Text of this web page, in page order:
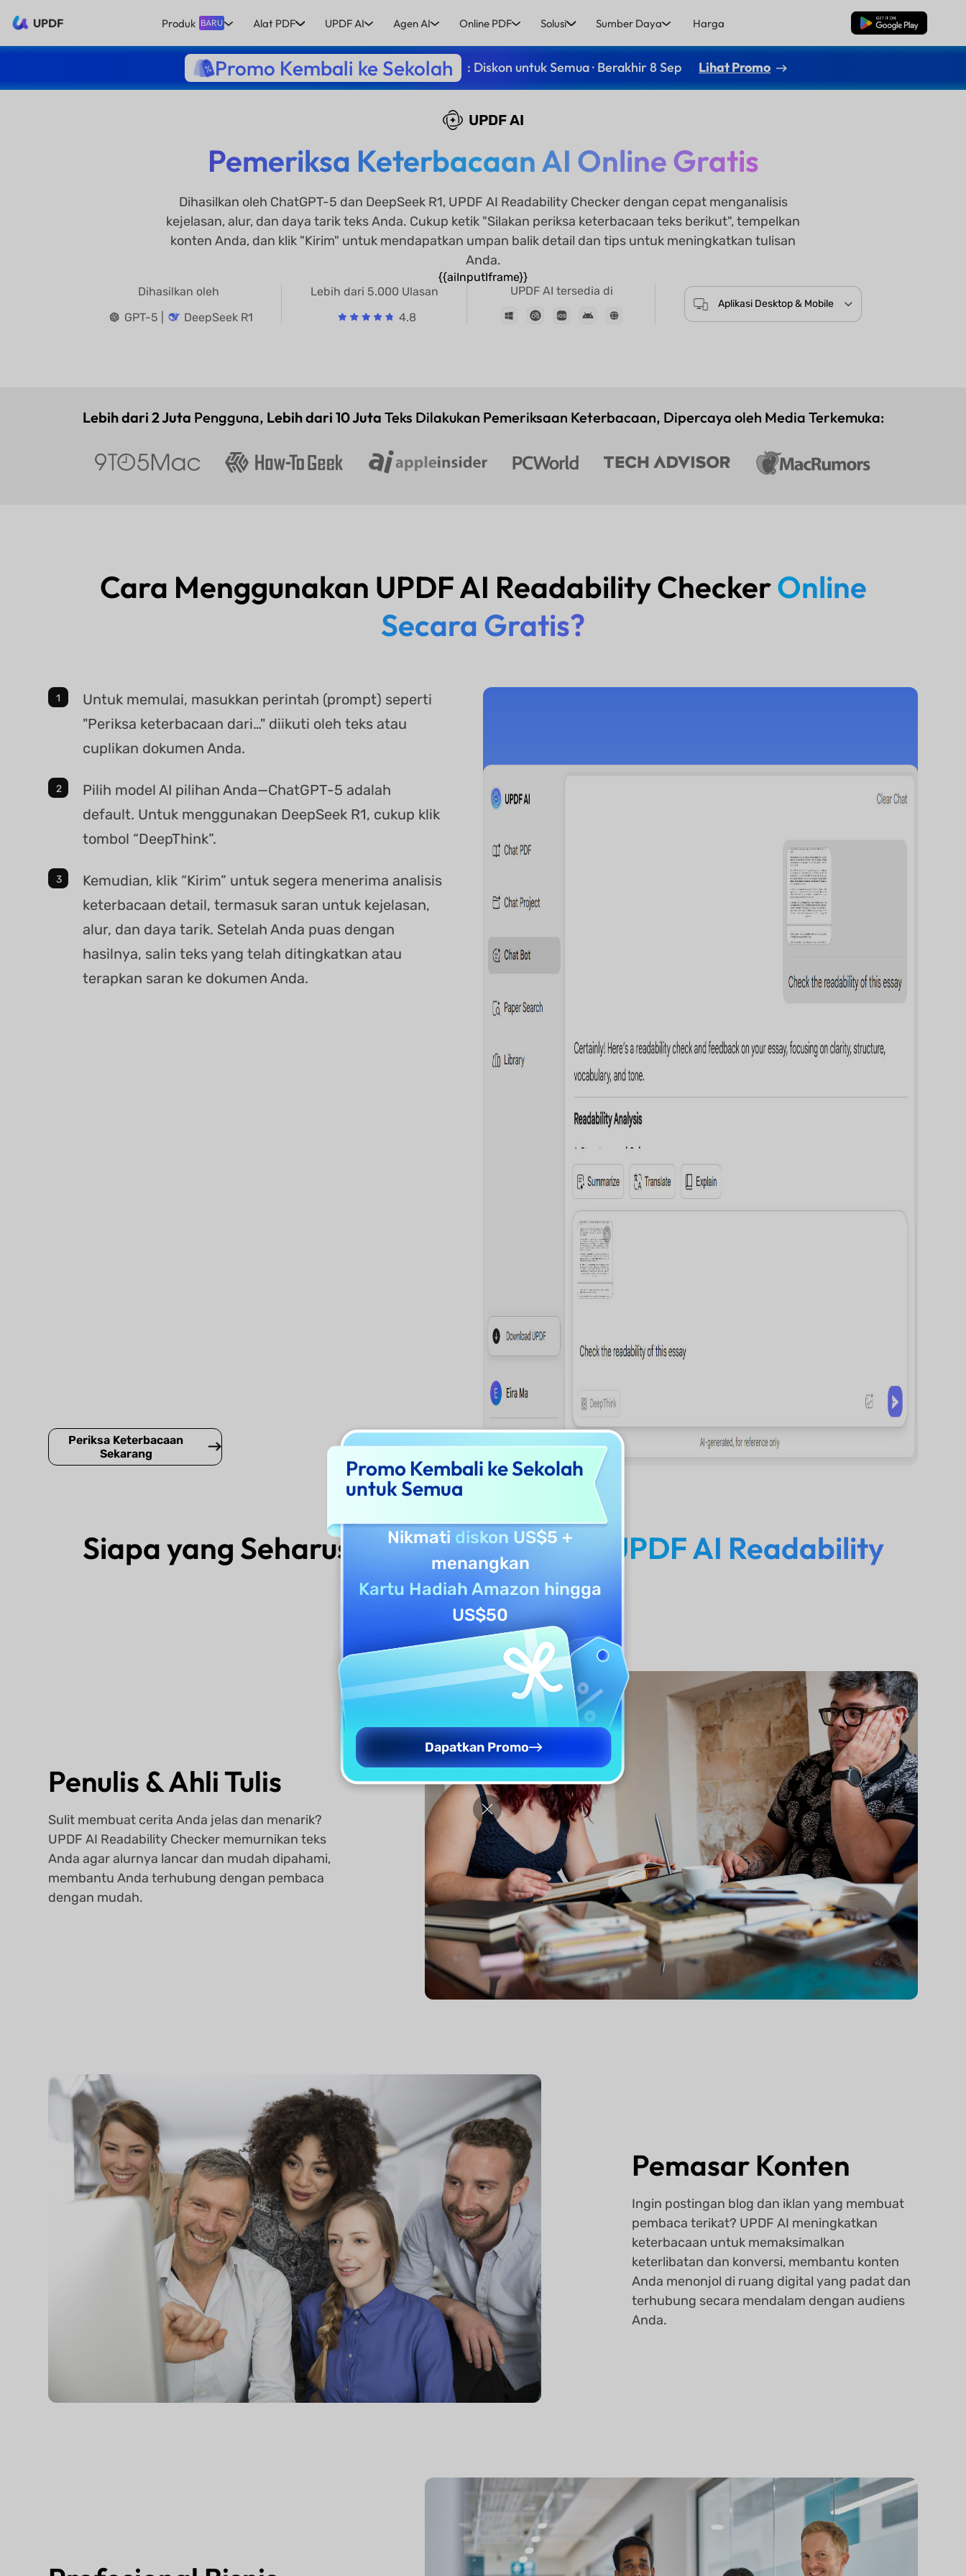
UPDF Produk BARU Alat PDF UPDF AI Agen AI Online PDF Solusi Sumber Daya Harga Unduh Gratis
Promo Kembali ke Sekolah : Diskon untuk Semua · Berakhir 8 Sep Lihat Promo
UPDF AI
Pemeriksa Keterbacaan AI Online Gratis
Dihasilkan oleh ChatGPT-5 dan DeepSeek R1, UPDF AI Readability Checker dengan cepat menganalisis
kejelasan, alur, dan daya tarik teks Anda. Cukup ketik "Silakan periksa keterbacaan teks berikut", tempelkan
konten Anda, dan klik "Kirim" untuk mendapatkan umpan balik detail dan tips untuk meningkatkan tulisan
Anda.
{{aiInputIframe}}
Dihasilkan oleh
GPT-5 |
DeepSeek R1
Lebih dari 5.000 Ulasan
4.8
UPDF AI tersedia di
Aplikasi Desktop & Mobile
Lebih dari 2 Juta Pengguna, Lebih dari 10 Juta Teks Dilakukan Pemeriksaan Keterbacaan, Dipercaya oleh Media Terkemuka:
Cara Menggunakan UPDF AI Readability CheckerOnline
Secara Gratis?
Untuk memulai, masukkan perintah (prompt) seperti
"Periksa keterbacaan dari…" diikuti oleh teks atau
cuplikan dokumen Anda.
Pilih model AI pilihan Anda—ChatGPT-5 adalah
default. Untuk menggunakan DeepSeek R1, cukup klik
tombol “DeepThink”.
Kemudian, klik “Kirim” untuk segera menerima analisis
keterbacaan detail, termasuk saran untuk kejelasan,
alur, dan daya tarik. Setelah Anda puas dengan
hasilnya, salin teks yang telah ditingkatkan atau
terapkan saran ke dokumen Anda.
Periksa Keterbacaan
Sekarang
Siapa yang Seharusnya Menggunakan UPDF AI Readability
Checker?
Penulis & Ahli Tulis
Sulit membuat cerita Anda jelas dan menarik?
UPDF AI Readability Checker memurnikan teks
Anda agar alurnya lancar dan mudah dipahami,
membantu Anda terhubung dengan pembaca
dengan mudah.
Pemasar Konten
Ingin postingan blog dan iklan yang membuat
pembaca terikat? UPDF AI meningkatkan
keterbacaan untuk memaksimalkan
keterlibatan dan konversi, membantu konten
Anda menonjol di ruang digital yang padat dan
terhubung secara mendalam dengan audiens
Anda.
Promo Kembali ke Sekolah
untuk Semua
Nikmati diskon US$5 +
menangkan
Kartu Hadiah Amazon hingga
US$50
Dapatkan Promo